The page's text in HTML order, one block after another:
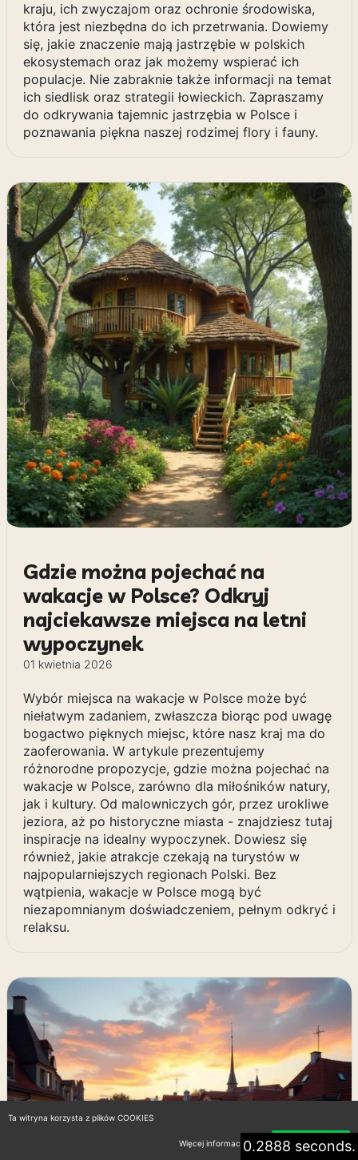
kraju, ich zwyczajom oraz ochronie środowiska,
która jest niezbędna do ich przetrwania. Dowiemy
się, jakie znaczenie mają jastrzębie w polskich
ekosystemach oraz jak możemy wspierać ich
populacje. Nie zabraknie także informacji na temat
ich siedlisk oraz strategii łowieckich. Zapraszamy
do odkrywania tajemnic jastrzębia w Polsce i
poznawania piękna naszej rodzimej flory i fauny.
Gdzie można pojechać na
wakacje w Polsce? Odkryj
najciekawsze miejsca na letni
wypoczynek
01 kwietnia 2026
Wybór miejsca na wakacje w Polsce może być
niełatwym zadaniem, zwłaszcza biorąc pod uwagę
bogactwo pięknych miejsc, które nasz kraj ma do
zaoferowania. W artykule prezentujemy
różnorodne propozycje, gdzie można pojechać na
wakacje w Polsce, zarówno dla miłośników natury,
jak i kultury. Od malowniczych gór, przez urokliwe
jeziora, aż po historyczne miasta - znajdziesz tutaj
inspiracje na idealny wypoczynek. Dowiesz się
również, jakie atrakcje czekają na turystów w
najpopularniejszych regionach Polski. Bez
wątpienia, wakacje w Polsce mogą być
niezapomnianym doświadczeniem, pełnym odkryć i
relaksu.
0.2888 seconds.
Ta witryna korzysta z plików COOKIES
Więcej informacji Akceptuję